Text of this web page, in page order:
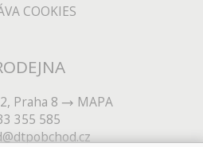
COOKIES
Praha 8
MAPA
355 585